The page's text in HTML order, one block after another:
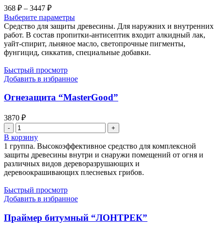
368 ₽ – 3447 ₽Диапазон
цен:
368 ₽
–
3447 ₽
Выберите параметры
Средство для защиты древесины. Для наружних и внутренних
работ. В состав пропитки-антисептик входит алкидный лак,
уайт-спирит, льняное масло, светопрочные пигменты,
фунгицид, сиккатив, специальные добавки.
Быстрый просмотр
Добавить в избранное
Огнезащита “MasterGood”
3870 ₽
Количество
товара
Огнезащита
"MasterGood"
В корзину
1 группа. Высокоэффективное средство для комплексной
защиты древесины внутри и снаружи помещений от огня и
различных видов дереворазрушающих и
деревоокрашивающих плесневых грибов.
Быстрый просмотр
Добавить в избранное
Праймер битумный “ЛОНТРЕК”